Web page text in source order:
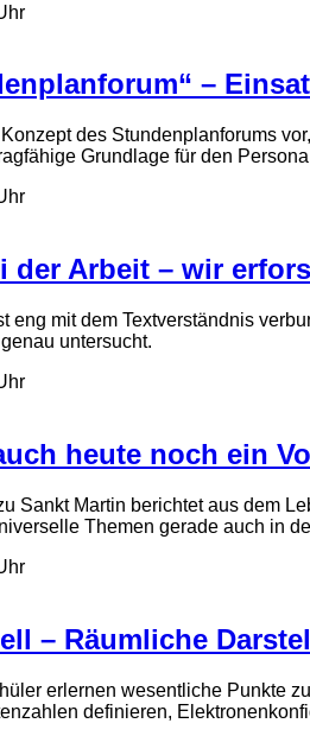
–
des Stundenplanforums
Grundlage für den
der Arbeit – wir
eng mit dem Textverständnis
untersucht.
heute noch ein
Sankt Martin berichtet aus dem
Themen gerade auch in
– Räumliche
erlernen wesentliche Punkte
definieren,